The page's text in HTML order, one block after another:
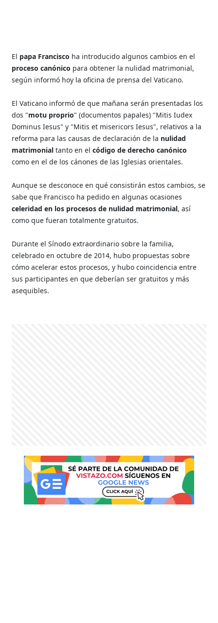
El papa Francisco ha introducido algunos cambios en el
proceso canónico para obtener la nulidad matrimonial,
según informó hoy la oficina de prensa del Vaticano.
El Vaticano informó de que mañana serán presentadas los
dos "motu proprio" (documentos papales) "Mitis Iudex
Dominus Iesus" y "Mitis et misericors Iesus", relativos a la
reforma para las causas de declaración de la nulidad
matrimonial tanto en elcódigo de derecho canónico
como en el de los cánones de las Iglesias orientales.
Aunque se desconoce en qué consistirán estos cambios, se
sabe que Francisco ha pedido en algunas ocasiones
celeridad en los procesos de nulidad matrimonial, así
como que fueran totalmente gratuitos.
Durante el Sínodo extraordinario sobre la familia,
celebrado en octubre de 2014, hubo propuestas sobre
cómo acelerar estos procesos, y hubo coincidencia entre
sus participantes en que deberían ser gratuitos y más
asequibles.